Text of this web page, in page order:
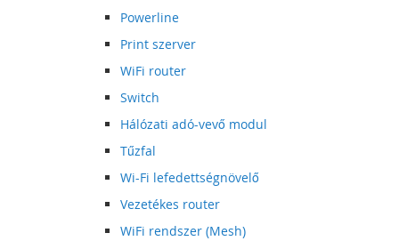
Powerline
Print szerver
WiFi router
Switch
Hálózati adó-vevő modul
Tűzfal
Wi-Fi lefedettségnövelő
Vezetékes router
WiFi rendszer (Mesh)